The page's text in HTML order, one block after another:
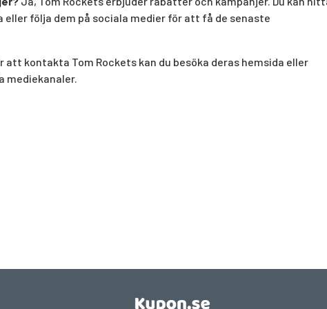
eller följa dem på sociala medier för att få de senaste
att kontakta Tom Rockets kan du besöka deras hemsida eller
mediekanaler.